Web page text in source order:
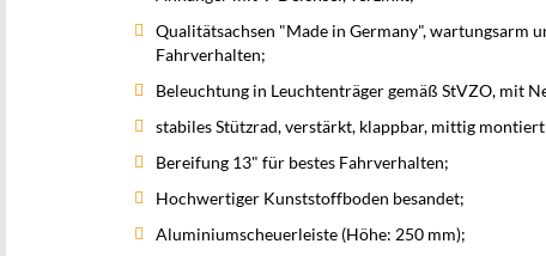
Qualitätsachsen "Made in Germany", wartungsarm
Fahrverhalten;
Beleuchtung in Leuchtenträger gemäß StVZO, mit
stabiles Stützrad, verstärkt, klappbar, mittig
Bereifung 13" für bestes Fahrverhalten;
Hochwertiger Kunststoffboden besandet;
Aluminiumscheuerleiste (Höhe: 250 mm);